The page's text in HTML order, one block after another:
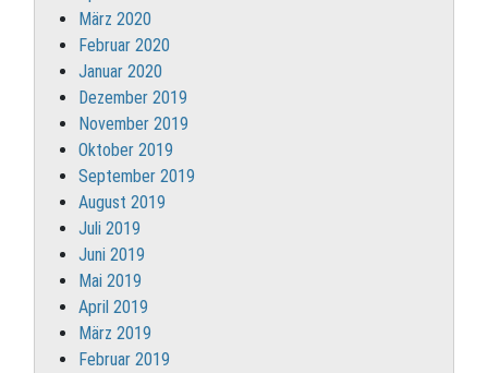
März 2020
Februar 2020
Januar 2020
Dezember 2019
November 2019
Oktober 2019
September 2019
August 2019
Juli 2019
Juni 2019
Mai 2019
April 2019
März 2019
Februar 2019